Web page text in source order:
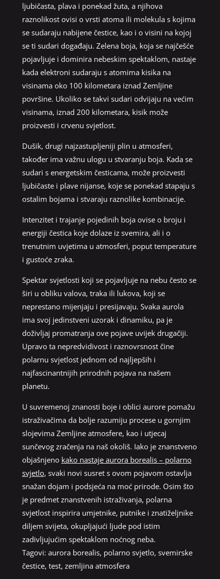
ljubičasta, plava i ponekad žuta, a njihova
raznolikost ovisi o vrsti atoma ili molekula s kojima
se sudaraju nabijene čestice, kao i o visini na kojoj
se ti sudari događaju. Zelena boja, koja se najčešće
pojavljuje i dominira nebeskim spektaklom, nastaje
kada elektroni sudaraju s atomima kisika na
visinama oko 100 kilometara iznad Zemljine
površine. Ukoliko se takvi sudari odvijaju na većim
visinama, iznad 200 kilometara, kisik može
proizvesti i crvenu svjetlost.
Dušik, drugi najzastupljeniji plin u atmosferi,
također ima važnu ulogu u stvaranju boja. Kada se
sudari s energetskim česticama, može proizvesti
ljubičaste i plave nijanse, koje se ponekad stapaju s
ostalim bojama i stvaraju raznolike kombinacije.
Intenzitet i trajanje pojedinih boja ovise o broju i
energiji čestica koje dolaze iz svemira, ali i o
trenutnim uvjetima u atmosferi, poput temperature
i gustoće zraka.
Spektar svjetlosti koji se pojavljuje na nebu često se
širi u obliku valova, traka ili lukova, koji se
neprestano mijenjaju i presijavaju. Svaka aurola
ima svoj jedinstveni uzorak i dinamiku, pa je
doživljaj promatranja ove pojave uvijek drugačiji.
Upravo ta nepredvidivost i raznovrsnost čine
polarnu svjetlost jednom od najljepših i
najfascinantnijih prirodnih pojava na našem
planetu.
U suvremenoj znanosti boje i oblici aurore pomažu
istraživačima da bolje razumiju procese u gornjim
slojevima Zemljine atmosfere, kao i utjecaj
sunčevog zračenja na naš okoliš. Iako je znanstveno
objašnjeno kako nastaje aurora borealis – polarno
svjetlo, svaki novi susret s ovom pojavom ostavlja
snažan dojam i podsjeća na moć prirode. Osim što
je predmet znanstvenih istraživanja, polarna
svjetlost inspirira umjetnike, putnike i znatiželjnike
diljem svijeta, okupljajući ljude pod istim
zadivljujućim spektaklom noćnog neba.
Tagovi: aurora borealis, polarno svjetlo, svemirske
čestice, test, zemljina atmosfera